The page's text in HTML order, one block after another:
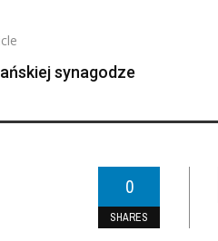
synagodze
0
SHARES